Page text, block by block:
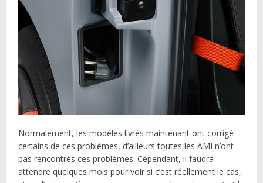
Normalement, les modèles livrés maintenant ont corrigé
certains de ces problèmes, d’ailleurs toutes les AMI n’ont
pas rencontrés ces problèmes. Cependant, il faudra
attendre quelques mois pour voir si c’est réellement le cas,